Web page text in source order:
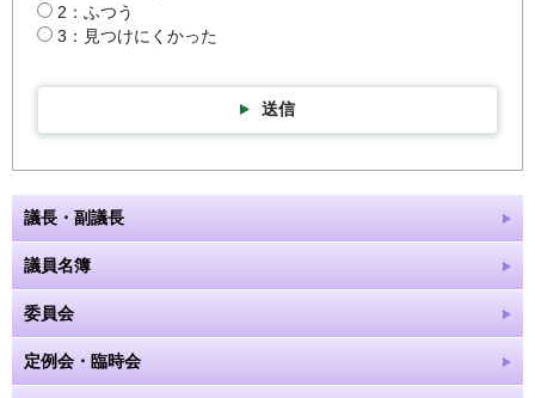
2：ふつう
3：見つけにくかった
送信
議長・副議長
議員名簿
委員会
定例会・臨時会